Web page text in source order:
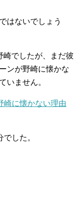
はないでしょう
崎でしたが、まだ彼
ンが野崎に懐かな
いません。
崎に懐かない理由
した。